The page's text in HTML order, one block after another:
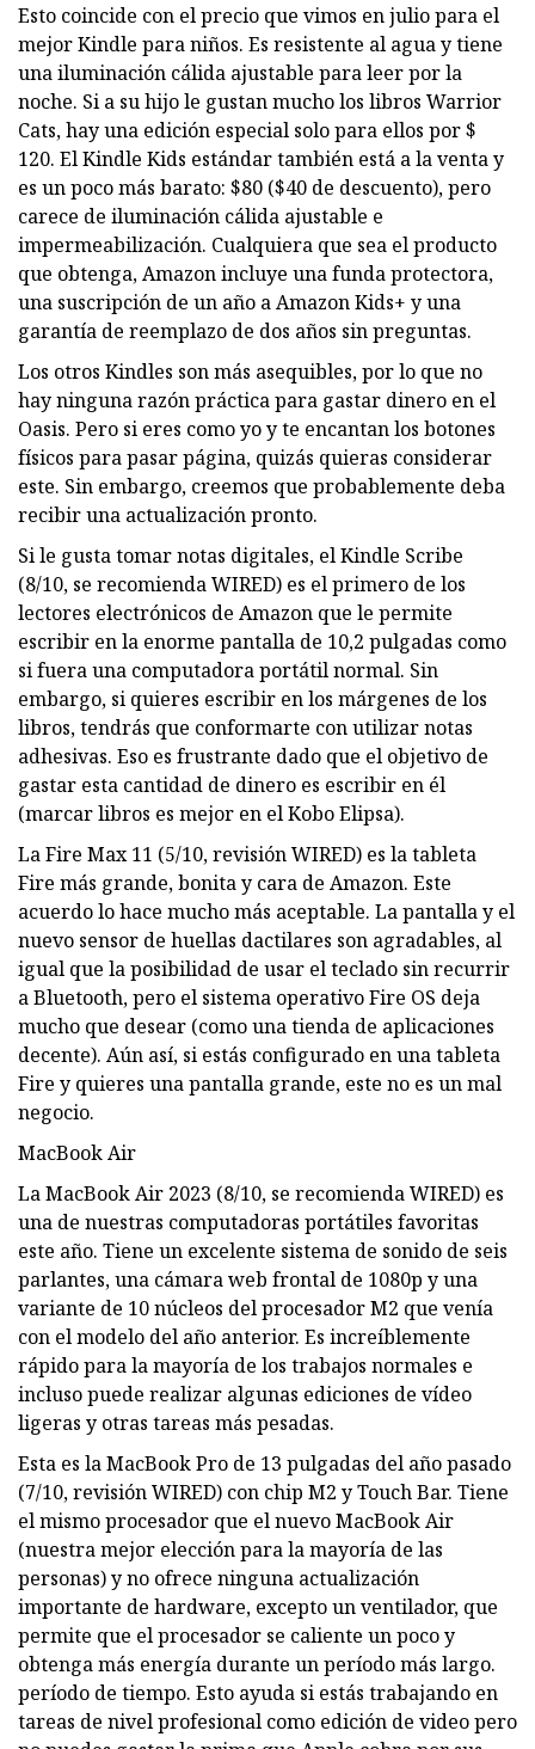
Esto coincide con el precio que vimos en julio para el
mejor Kindle para niños. Es resistente al agua y tiene
una iluminación cálida ajustable para leer por la
noche. Si a su hijo le gustan mucho los libros Warrior
Cats, hay una edición especial solo para ellos por $
120. El Kindle Kids estándar también está a la venta y
es un poco más barato: $80 ($40 de descuento), pero
carece de iluminación cálida ajustable e
impermeabilización. Cualquiera que sea el producto
que obtenga, Amazon incluye una funda protectora,
una suscripción de un año a Amazon Kids+ y una
garantía de reemplazo de dos años sin preguntas.
Los otros Kindles son más asequibles, por lo que no
hay ninguna razón práctica para gastar dinero en el
Oasis. Pero si eres como yo y te encantan los botones
físicos para pasar página, quizás quieras considerar
este. Sin embargo, creemos que probablemente deba
recibir una actualización pronto.
Si le gusta tomar notas digitales, el Kindle Scribe
(8/10, se recomienda WIRED) es el primero de los
lectores electrónicos de Amazon que le permite
escribir en la enorme pantalla de 10,2 pulgadas como
si fuera una computadora portátil normal. Sin
embargo, si quieres escribir en los márgenes de los
libros, tendrás que conformarte con utilizar notas
adhesivas. Eso es frustrante dado que el objetivo de
gastar esta cantidad de dinero es escribir en él
(marcar libros es mejor en el Kobo Elipsa).
La Fire Max 11 (5/10, revisión WIRED) es la tableta
Fire más grande, bonita y cara de Amazon. Este
acuerdo lo hace mucho más aceptable. La pantalla y el
nuevo sensor de huellas dactilares son agradables, al
igual que la posibilidad de usar el teclado sin recurrir
a Bluetooth, pero el sistema operativo Fire OS deja
mucho que desear (como una tienda de aplicaciones
decente). Aún así, si estás configurado en una tableta
Fire y quieres una pantalla grande, este no es un mal
negocio.
MacBook Air
La MacBook Air 2023 (8/10, se recomienda WIRED) es
una de nuestras computadoras portátiles favoritas
este año. Tiene un excelente sistema de sonido de seis
parlantes, una cámara web frontal de 1080p y una
variante de 10 núcleos del procesador M2 que venía
con el modelo del año anterior. Es increíblemente
rápido para la mayoría de los trabajos normales e
incluso puede realizar algunas ediciones de vídeo
ligeras y otras tareas más pesadas.
Esta es la MacBook Pro de 13 pulgadas del año pasado
(7/10, revisión WIRED) con chip M2 y Touch Bar. Tiene
el mismo procesador que el nuevo MacBook Air
(nuestra mejor elección para la mayoría de las
personas) y no ofrece ninguna actualización
importante de hardware, excepto un ventilador, que
permite que el procesador se caliente un poco y
obtenga más energía durante un período más largo.
período de tiempo. Esto ayuda si estás trabajando en
tareas de nivel profesional como edición de video pero